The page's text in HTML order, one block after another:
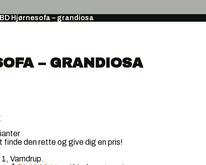
Hjørnesofa – grandiosa
– GRANDIOSA
kr..
finde den rette og give dig en pris!
Vamdrup.